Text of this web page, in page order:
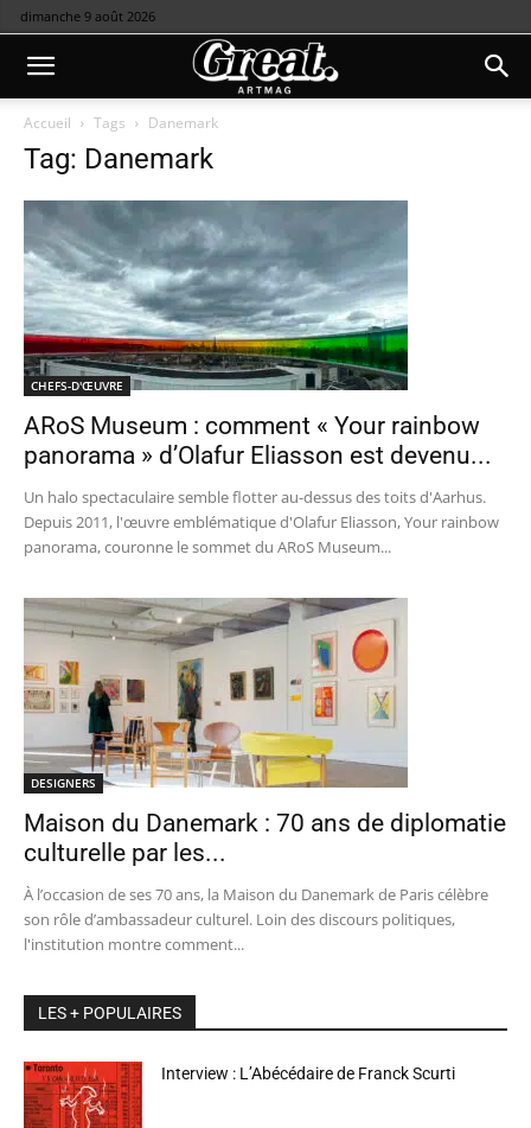
dimanche 9 août 2026
Accueil Tags Danemark
Tag: Danemark
CHEFS-D'ŒUVRE
ARoS Museum : comment « Your rainbow
panorama » d’Olafur Eliasson est devenu...
Un halo spectaculaire semble flotter au-dessus des toits d'Aarhus.
Depuis 2011, l'œuvre emblématique d'Olafur Eliasson, Your rainbow
panorama, couronne le sommet du ARoS Museum...
DESIGNERS
Maison du Danemark : 70 ans de diplomatie
culturelle par les...
À l’occasion de ses 70 ans, la Maison du Danemark de Paris célèbre
son rôle d’ambassadeur culturel. Loin des discours politiques,
l'institution montre comment...
LES + POPULAIRES
Interview : L’Abécédaire de Franck Scurti